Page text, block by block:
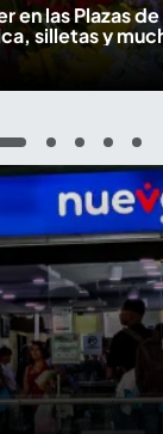
en las Plazas
silletas y
2 3 4 5